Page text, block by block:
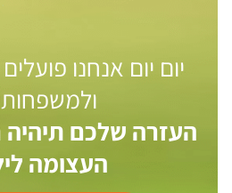
יום יום אנחנו
העזרה שלכם
העצומה